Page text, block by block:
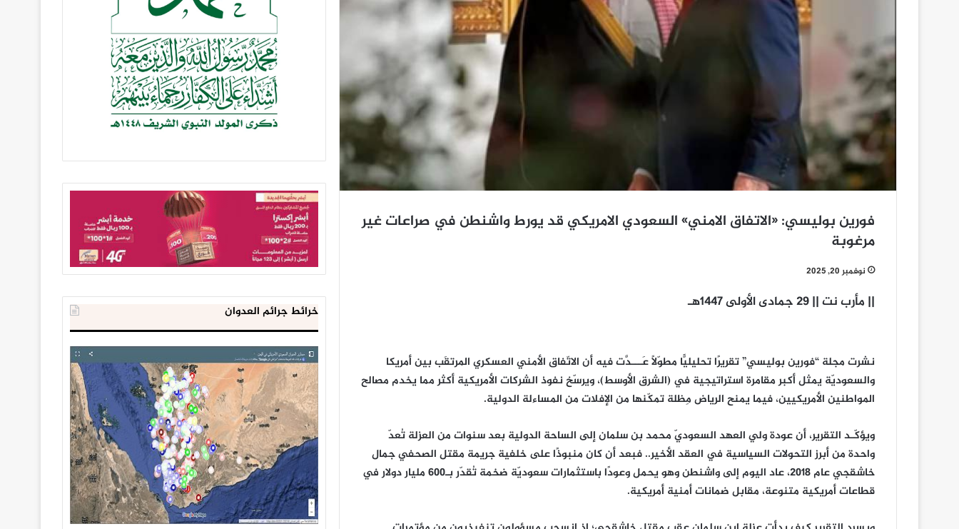
فورين بوليسي: «الاتفاق الامني» السعودي الامريكي قد يورط واشنطن في صراعات غير
مرغوبة
نوفمبر 20, 2025
|| مأرب نت || 29 جمادى الأولى 1447هـ
نشرت مجلة “فورين بوليسي” تقريرًا تحليليًّا مطوّلًا عَـــدَّت فيه أن الاتّفاق الأمني العسكري المرتقَب بين أمريكا
والسعوديّة يمثل أكبر مقامرة استراتيجية في (الشرق الأوسط)، ويرسّخ نفوذ الشركات الأمريكية أكثر مما يخدم مصالح
المواطنين الأمريكيين، فيما يمنح الرياض مِظلة تمكّنها من الإفلات من المساءلة الدولية.
ويؤكّـد التقرير، أن عودة ولي العهد السعوديّ محمد بن سلمان إلى الساحة الدولية بعد سنوات من العزلة تُعدّ
واحدة من أبرز التحولات السياسية في العقد الأخير.. فبعد أن كان منبوذًا على خلفية جريمة مقتل الصحفي جمال
خاشقجي عام 2018، عاد اليوم إلى واشنطن وهو يحمل وعودًا باستثمارات سعوديّة ضخمة تُقدّر بـ600 مليار دولار في
قطاعات أمريكية متنوعة، مقابل ضمانات أمنية أمريكية.
خرائط جرائم العدوان